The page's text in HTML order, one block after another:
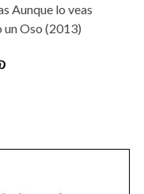
Aunque lo veas
un Oso (2013)